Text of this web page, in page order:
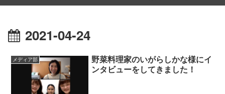
2021-04-24
メディア部
野菜料理家のいがらしかな様にイ
ンタビューをしてきました！